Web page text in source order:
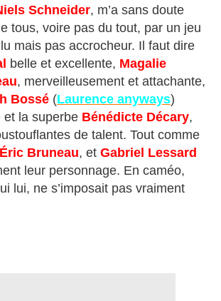
Schneider, m’a sans doute
tous, voire pas du tout, par un jeu
mais pas accrocheur. Il faut dire
belle et excellente, Magalie
, merveilleusement et attachante,
Bossé (Laurence anyways)
et la superbe Bénédicte Décary,
de talent. Tout comme
Éric Bruneau, et Gabriel Lessard
leur personnage. En caméo,
lui, ne s’imposait pas vraiment